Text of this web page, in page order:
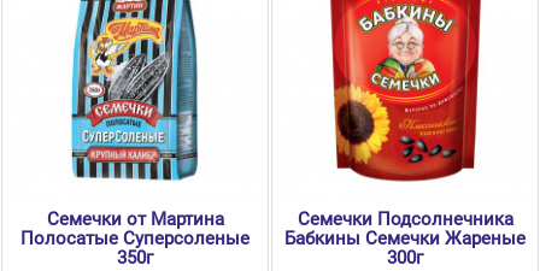
Семечки от Мартина
Полосатые Суперсоленые
350г
Семечки Подсолнечника
Бабкины Семечки Жареные
300г